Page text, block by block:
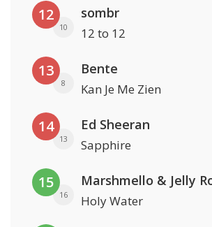
12
10
sombr
12 to 12
13
8
Bente
Kan Je Me Zien
14
13
Ed Sheeran
Sapphire
15
16
Marshmello & Jelly
Holy Water